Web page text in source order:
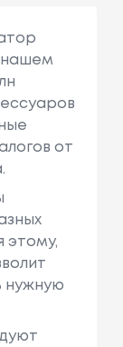
нашем
от
этому,
нужную